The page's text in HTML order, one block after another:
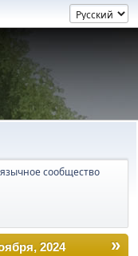
сообщество
»
2024